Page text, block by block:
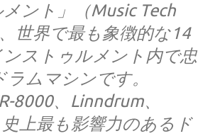
ント」（Music Tech
世界で最も象徴的な14
ストゥルメント内で忠
ムマシンです。
8000、Linndrum、
上最も影響力のあるド